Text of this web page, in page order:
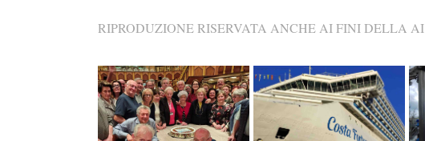
RIPRODUZIONE RISERVATA ANCHE AI FINI DELLA AI